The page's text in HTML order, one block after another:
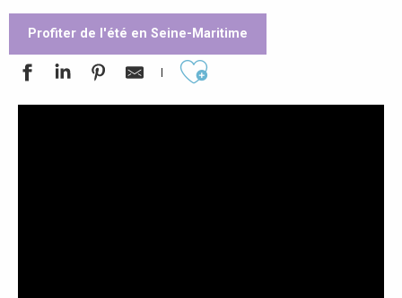
Profiter de l'été en Seine-Maritime
Ajouter aux favoris